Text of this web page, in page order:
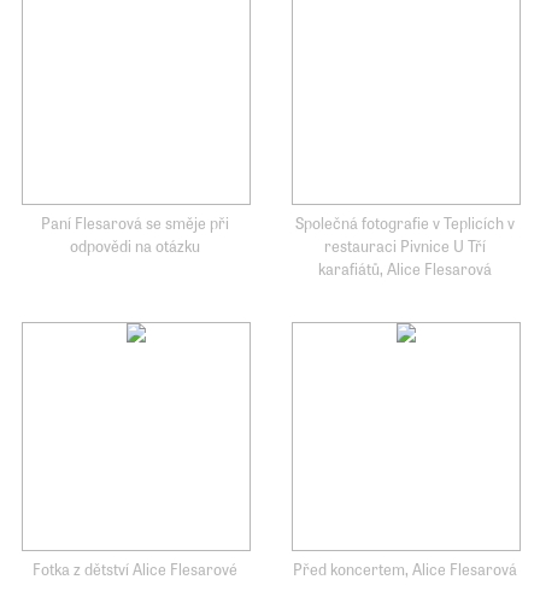
Paní Flesarová se směje při
odpovědi na otázku
Společná fotografie v Teplicích v
restauraci Pivnice U Tří
karafiátů, Alice Flesarová
Fotka z dětství Alice Flesarové Před koncertem, Alice Flesarová